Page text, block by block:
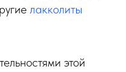
лакколиты
этой